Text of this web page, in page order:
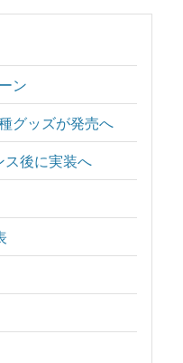
ン
グッズが発売へ
ス後に実装へ